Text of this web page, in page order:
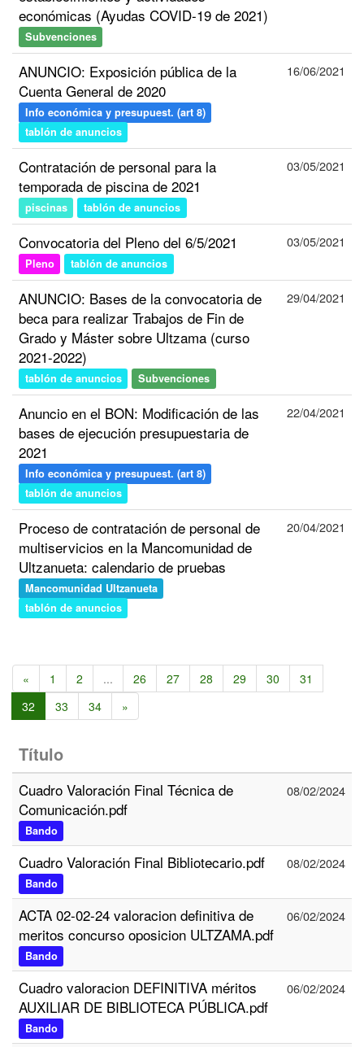
económicas (Ayudas COVID-19 de 2021)
Subvenciones
ANUNCIO: Exposición pública de la
Cuenta General de 2020
Info económica y presupuest. (art 8)
tablón de anuncios
16/06/2021
Contratación de personal para la
temporada de piscina de 2021
piscinas tablón de anuncios
03/05/2021
Convocatoria del Pleno del 6/5/2021
Pleno tablón de anuncios
03/05/2021
ANUNCIO: Bases de la convocatoria de
beca para realizar Trabajos de Fin de
Grado y Máster sobre Ultzama (curso
2021-2022)
tablón de anuncios Subvenciones
29/04/2021
Anuncio en el BON: Modificación de las
bases de ejecución presupuestaria de
2021
Info económica y presupuest. (art 8)
tablón de anuncios
22/04/2021
Proceso de contratación de personal de
multiservicios en la Mancomunidad de
Ultzanueta: calendario de pruebas
Mancomunidad Ultzanueta
tablón de anuncios
20/04/2021
« 1 2 ... 26 27 28 29 30
31
32
33 34 »
Título
Cuadro Valoración Final Técnica de
Comunicación.pdf
Bando
08/02/2024
Cuadro Valoración Final Bibliotecario.pdf
Bando
08/02/2024
ACTA 02-02-24 valoracion definitiva de
meritos concurso oposicion ULTZAMA.pdf
Bando
06/02/2024
Cuadro valoracion DEFINITIVA méritos
AUXILIAR DE BIBLIOTECA PÚBLICA.pdf
Bando
06/02/2024